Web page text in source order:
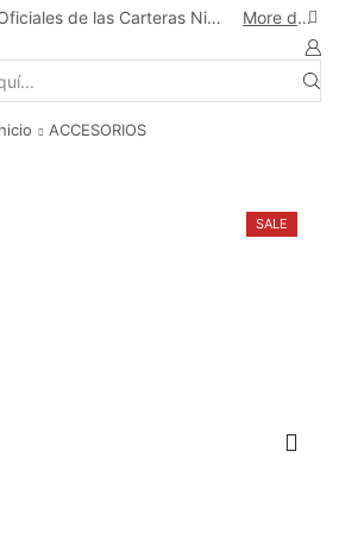
Somos Distribuidores Oficiales de las Carteras Nicole Lee en Chile More details
ACCESORIOS
SALE